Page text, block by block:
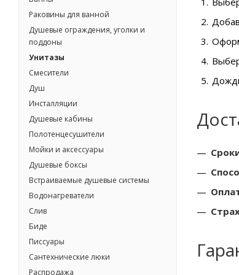
Раковины для ванной
Душевые ограждения, уголки и
поддоны
Унитазы
Смесители
Душ
Инсталляции
Душевые кабины
Полотенцесушители
Мойки и аксессуары
Душевые боксы
Встраиваемые душевые системы
Водонагреватели
Слив
Биде
Писсуары
Сантехнические люки
Распродажа